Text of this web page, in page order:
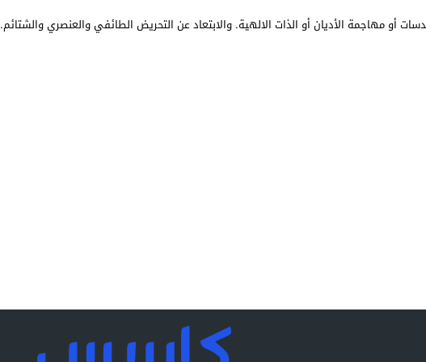
أو مهاجمة الأديان أو الذات الالهية. والابتعاد عن التحريض الطائفي والعنصري والشتائم.